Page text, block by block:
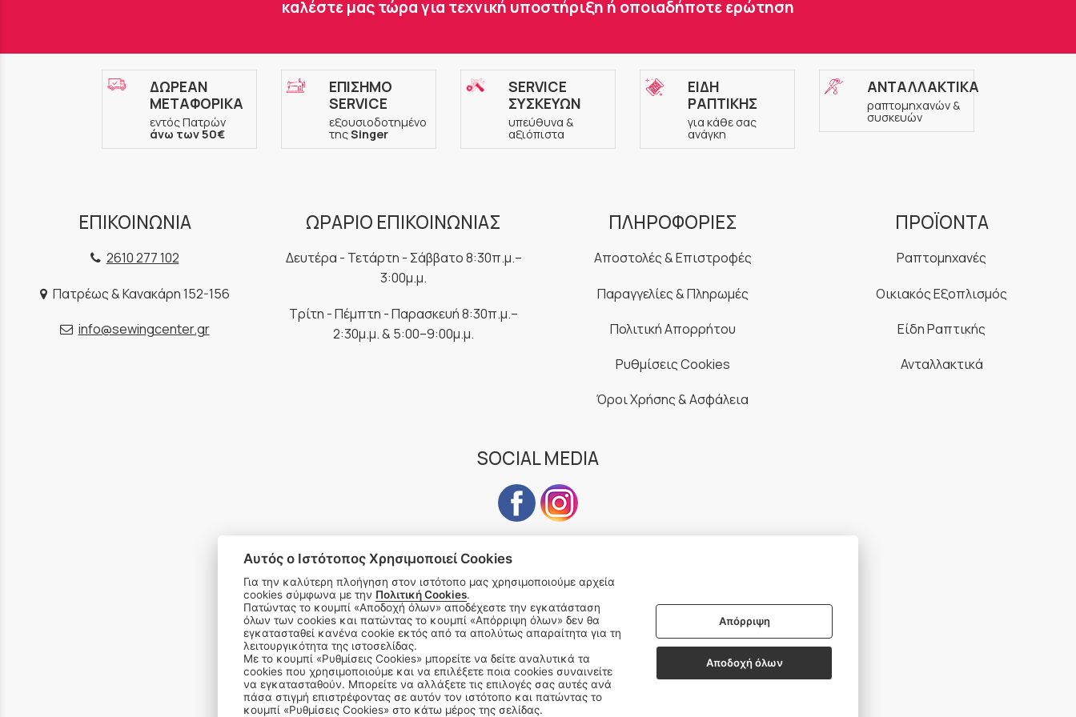
καλέστε μας τώρα για τεχνική υποστήριξη ή οποιαδήποτε ερώτηση
ΔΩΡΕΑΝ
ΜΕΤΑΦΟΡΙΚΑ
εντός Πατρών
άνω των 50€
ΕΠΙΣΗΜΟ
SERVICE
εξουσιοδοτημένο
τηςSinger
SERVICE
ΣΥΣΚΕΥΩΝ
υπεύθυνα &
αξιόπιστα
ΕΙΔΗ
ΡΑΠΤΙΚΗΣ
για κάθε σας
ανάγκη
ΑΝΤΑΛΛΑΚΤΙΚΑ
ραπτομηχανών &
συσκευών
ΕΠΙΚΟΙΝΩΝΙΑ
2610 277 102
Πατρέως & Κανακάρη 152-156
info@sewingcenter.gr
ΩΡΑΡΙΟ ΕΠΙΚΟΙΝΩΝΙΑΣ
Δευτέρα - Τετάρτη - Σάββατο 8:30π.μ.–
3:00μ.μ.
Τρίτη - Πέμπτη - Παρασκευή 8:30π.μ.–
2:30μ.μ. & 5:00–9:00μ.μ.
ΠΛΗΡΟΦΟΡΙΕΣ
Αποστολές & Επιστροφές
Παραγγελίες & Πληρωμές
Πολιτική Απορρήτου
Ρυθμίσεις Cookies
Όροι Χρήσης & Ασφάλεια
ΠΡΟΪΟΝΤΑ
Ραπτομηχανές
Οικιακός Εξοπλισμός
Είδη Ραπτικής
Ανταλλακτικά
SOCIAL MEDIA
Subscribe to our Newsletter
email address SUBSCRIBE
Αυτός ο Ιστότοπος Χρησιμοποιεί Cookies
Για την καλύτερη πλοήγηση στον ιστότοπο μας χρησιμοποιούμε αρχεία
cookies σύμφωνα με την Πολιτική Cookies.
Πατώντας το κουμπί «Αποδοχή όλων» αποδέχεστε την εγκατάσταση
όλων των cookies και πατώντας το κουμπί «Απόρριψη όλων» δεν θα
εγκατασταθεί κανένα cookie εκτός από τα απολύτως απαραίτητα για τη
λειτουργικότητα της ιστοσελίδας.
Με το κουμπί «Ρυθμίσεις Cookies» μπορείτε να δείτε αναλυτικά τα
cookies που χρησιμοποιούμε και να επιλέξετε ποια cookies συναινείτε
να εγκατασταθούν. Μπορείτε να αλλάξετε τις επιλογές σας αυτές ανά
πάσα στιγμή επιστρέφοντας σε αυτόν τον ιστότοπο και πατώντας το
κουμπί «Ρυθμίσεις Cookies» στο κάτω μέρος της σελίδας.
Απόρριψη
Αποδοχή όλων